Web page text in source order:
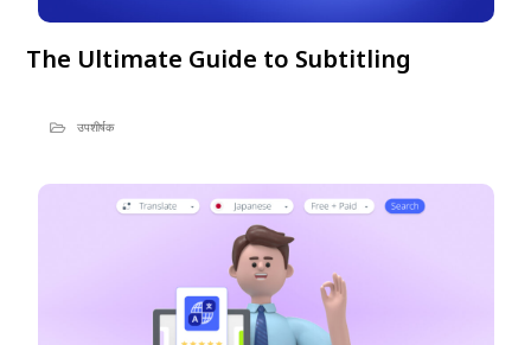
The Ultimate Guide to Subtitling
उपशीर्षक